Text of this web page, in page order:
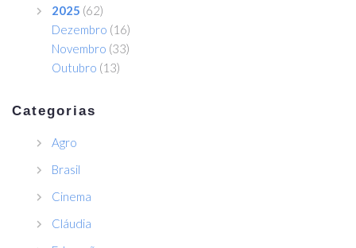
2025 (62)
Dezembro (16)
Novembro (33)
Outubro (13)
Categorias
Agro
Brasil
Cinema
Cláudia